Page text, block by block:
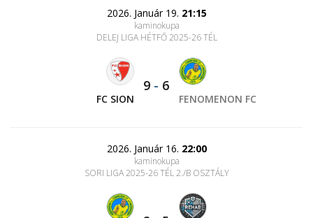
2026. Január 19. 21:15
kaminokupa
DELEJ LIGA HÉTFŐ 2025-26 TÉL
FC SION
9 - 6
FENOMENON FC
2026. Január 16. 22:00
kaminokupa
SORI LIGA 2025-26 TÉL 2./B OSZTÁLY